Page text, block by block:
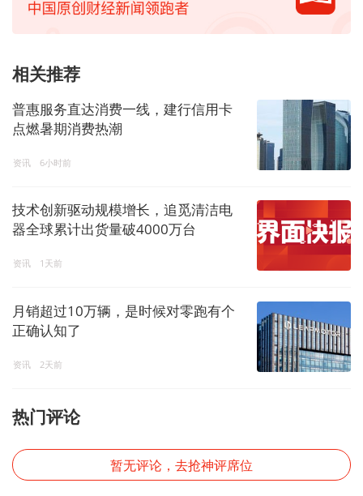
相关推荐
普惠服务直达消费一线，建行信用卡
点燃暑期消费热潮
资讯 6小时前
技术创新驱动规模增长，追觅清洁电
器全球累计出货量破4000万台
资讯 1天前
月销超过10万辆，是时候对零跑有个
正确认知了
资讯 2天前
热门评论
暂无评论，去抢神评席位